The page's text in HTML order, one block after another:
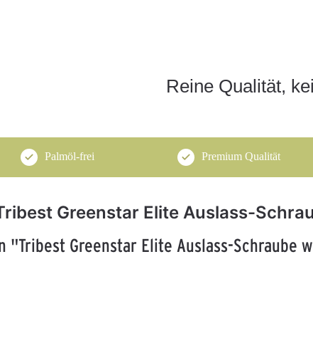
Reine Qualität,
Palmöl-frei Premium Qualität
Greenstar Elite Auslass-
"Tribest Greenstar Elite Auslass-Schraube